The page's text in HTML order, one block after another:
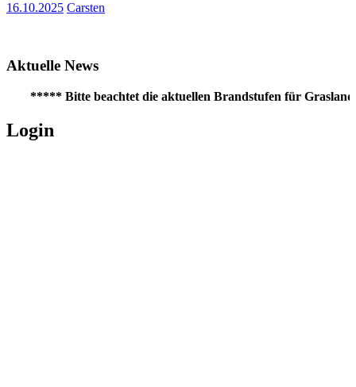
16.10.2025 Carsten
Aktuelle News
***** Bitte beachtet die aktuellen Brandstufen für
Login